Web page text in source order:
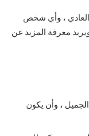
العادي ، وأي شخص
معرفة المزيد عن
، وأن يكون